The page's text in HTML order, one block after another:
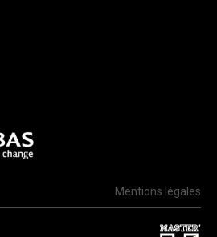
Mentions légales